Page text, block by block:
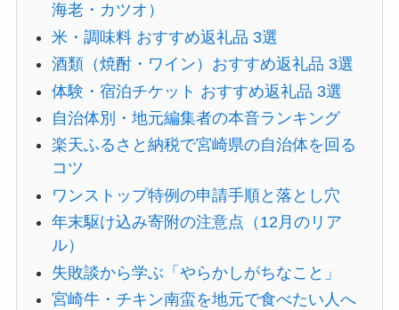
海老・カツオ）
米・調味料 おすすめ返礼品 3選
酒類（焼酎・ワイン）おすすめ返礼品 3選
体験・宿泊チケット おすすめ返礼品 3選
自治体別・地元編集者の本音ランキング
楽天ふるさと納税で宮崎県の自治体を回る
コツ
ワンストップ特例の申請手順と落とし穴
年末駆け込み寄附の注意点（12月のリア
ル）
失敗談から学ぶ「やらかしがちなこと」
宮崎牛・チキン南蛮を地元で食べたい人へ